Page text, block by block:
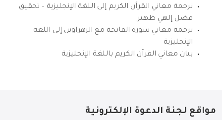
ترجمة معاني القرآن الكريم إلى اللغة الإنجليزية – تحقيق
فضل إلهي ظهير
ترجمة معاني سورة الفاتحة مع الزهراوين إلى اللغة
الإنجليزية
بيان معاني القرآن الكريم باللغة الإنجليزية
مواقع لجنة الدعوة الإلكترونية